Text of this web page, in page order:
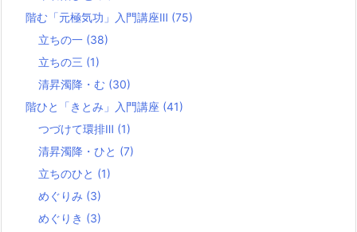
階む「元極気功」入門講座Ⅲ (75)
立ちの一 (38)
立ちの三 (1)
清昇濁降・む (30)
階ひと「きとみ」入門講座 (41)
つづけて環排Ⅲ (1)
清昇濁降・ひと (7)
立ちのひと (1)
めぐりみ (3)
めぐりき (3)